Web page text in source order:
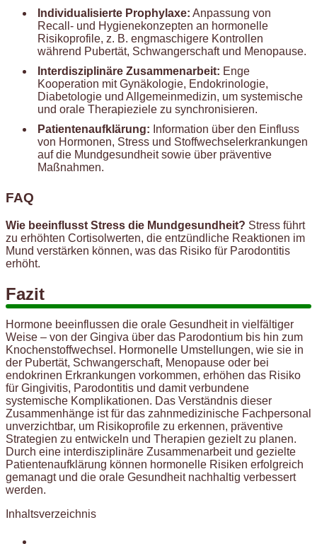
Individualisierte Prophylaxe: Anpassung von
Recall- und Hygienekonzepten an hormonelle
Risikoprofile, z. B. engmaschigere Kontrollen
während Pubertät, Schwangerschaft und Menopause.
Interdisziplinäre Zusammenarbeit: Enge
Kooperation mit Gynäkologie, Endokrinologie,
Diabetologie und Allgemeinmedizin, um systemische
und orale Therapieziele zu synchronisieren.
Patientenaufklärung: Information über den Einfluss
von Hormonen, Stress und Stoffwechselerkrankungen
auf die Mundgesundheit sowie über präventive
Maßnahmen.
FAQ
Wie beeinflusst Stress die Mundgesundheit? Stress führt
zu erhöhten Cortisolwerten, die entzündliche Reaktionen im
Mund verstärken können, was das Risiko für Parodontitis
erhöht.
Fazit
Hormone beeinflussen die orale Gesundheit in vielfältiger
Weise – von der Gingiva über das Parodontium bis hin zum
Knochenstoffwechsel. Hormonelle Umstellungen, wie sie in
der Pubertät, Schwangerschaft, Menopause oder bei
endokrinen Erkrankungen vorkommen, erhöhen das Risiko
für Gingivitis, Parodontitis und damit verbundene
systemische Komplikationen. Das Verständnis dieser
Zusammenhänge ist für das zahnmedizinische Fachpersonal
unverzichtbar, um Risikoprofile zu erkennen, präventive
Strategien zu entwickeln und Therapien gezielt zu planen.
Durch eine interdisziplinäre Zusammenarbeit und gezielte
Patientenaufklärung können hormonelle Risiken erfolgreich
gemanagt und die orale Gesundheit nachhaltig verbessert
werden.
Inhaltsverzeichnis